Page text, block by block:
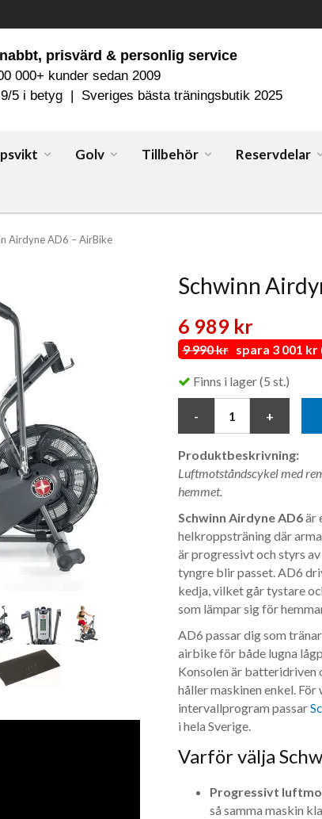
prisvärd & personlig service
000+ kunder sedan 2009
5 i betyg | Sveriges bästa träningsbutik 2025
Golv Tillbehör Reservdelar
Airdyne AD6 – AirBike
Schwinn
6 989 kr
9 990 krspara 3 001 kr
Finns i lager (5 st.)
Produktbeskrivning:
Luftmotståndscykel med
hemmet.
Schwinn Airdyne AD6är
helkroppsträning där
är progressivt och styrs
tyngre blir passet. AD6
kedja, vilket går tystare
som lämpar sig för
AD6 passar dig som
airbike för både lugna
Konsolen är batteridriven
håller maskinen enkel.
intervallprogram passar
i hela Sverige.
Varför välja
Progressivt
så samma maskin